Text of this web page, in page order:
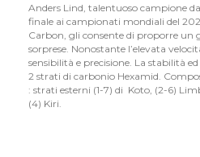
Anders Lind, talentuoso campione
finale ai campionati mondiali del
Carbon, gli consente di proporre un
sorprese. Nonostante l’elevata
sensibilità e precisione. La stabilità
2 strati di carbonio Hexamid.
: strati esterni (1-7) di Koto, (2-6)
(4) Kiri.